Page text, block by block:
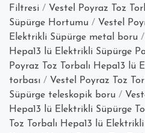
Filtresi / Vestel Poyraz Toz
Süpürge Hortumu / Vestel
Elektrikli Süpürge metal boru /
Hepa13 lü Elektrikli Süpürge
Poyraz Toz Torbalı Hepa13 lü
torbası / Vestel Poyraz Toz
Süpürge teleskopik boru /
Hepa13 lü Elektrikli Süpürge
Toz Torbalı Hepa13 lü